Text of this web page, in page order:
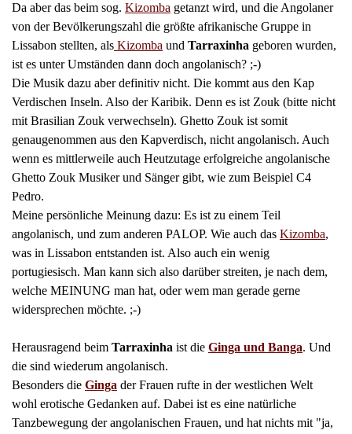
Da aber das beim sog. Kizomba getanzt wird, und die Angolaner
von der Bevölkerungszahl die größte afrikanische Gruppe in
Lissabon stellten, als Kizomba und Tarraxinha geboren wurden,
ist es unter Umständen dann doch angolanisch? ;-)
Die Musik dazu aber definitiv nicht. Die kommt aus den Kap
Verdischen Inseln. Also der Karibik. Denn es ist Zouk (bitte nicht
mit Brasilian Zouk verwechseln). Ghetto Zouk ist somit
genaugenommen aus den Kapverdisch, nicht angolanisch. Auch
wenn es mittlerweile auch Heutzutage erfolgreiche angolanische
Ghetto Zouk Musiker und Sänger gibt, wie zum Beispiel C4
Pedro.
Meine persönliche Meinung dazu: Es ist zu einem Teil
angolanisch, und zum anderen PALOP. Wie auch das Kizomba,
was in Lissabon entstanden ist. Also auch ein wenig
portugiesisch. Man kann sich also darüber streiten, je nach dem,
welche MEINUNG man hat, oder wem man gerade gerne
widersprechen möchte. ;-)
Herausragend beim Tarraxinha ist die Ginga und Banga. Und
die sind wiederum angolanisch.
Besonders die Ginga der Frauen rufte in der westlichen Welt
wohl erotische Gedanken auf. Dabei ist es eine natürliche
Tanzbewegung der angolanischen Frauen, und hat nichts mit "ja,